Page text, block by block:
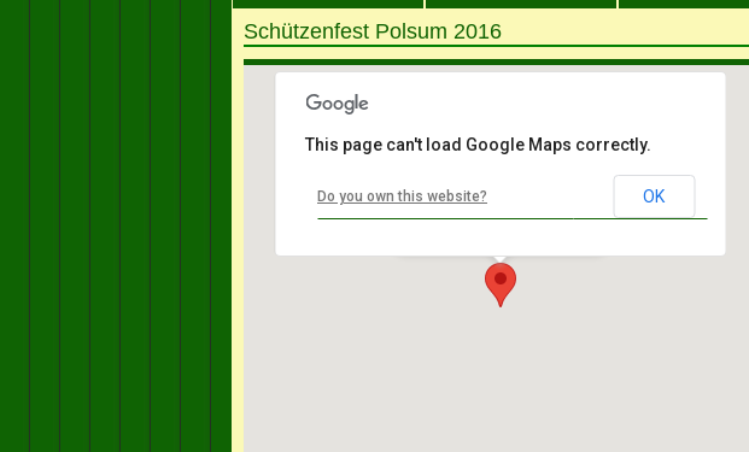
Schützenfest Polsum 2016
Festplatz Schützenfest 2014
Polsumer Straße
This page can't load Google Maps correctly.
Do you own this website? OK